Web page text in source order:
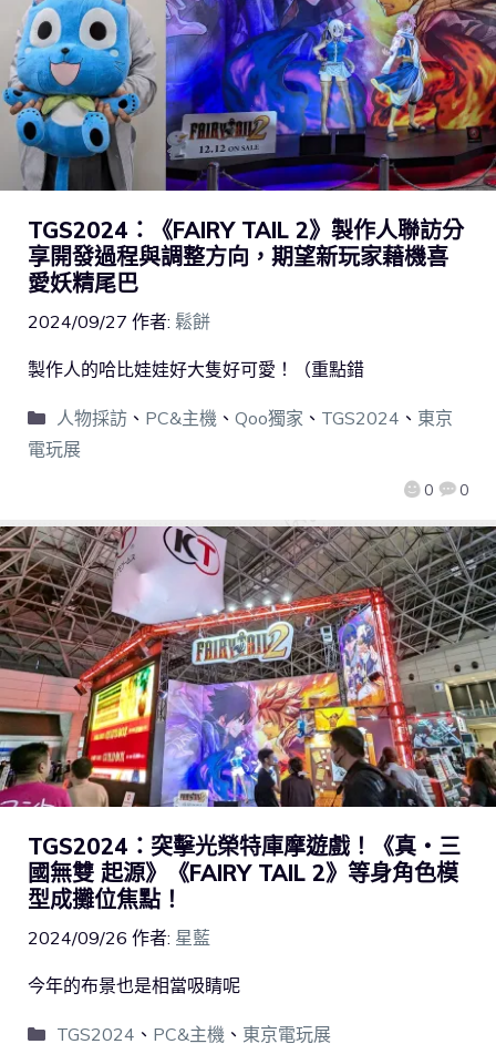
TGS2024：《FAIRY TAIL 2》製作人聯訪分
享開發過程與調整方向，期望新玩家藉機喜
愛妖精尾巴
2024/09/27 作者: 鬆餅
0 0
製作人的哈比娃娃好大隻好可愛！（重點錯
人物採訪、 PC&主機 、 Qoo獨家 、 TGS2024 、 東京
電玩展
TGS2024：突擊光榮特庫摩遊戲！《真・三
國無雙 起源》《FAIRY TAIL 2》等身角色模
型成攤位焦點！
2024/09/26 作者: 星藍
今年的布景也是相當吸睛呢
TGS2024 、 PC&主機、 東京電玩展